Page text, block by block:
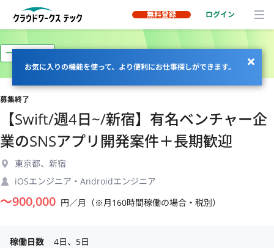
無料登録 ログイン
お気に入りの機能を使って、より便利にお仕事探しができます。
一部リモート
募集終了
【Swift/週4日~/新宿】有名ベンチャー企
業のSNSアプリ開発案件＋長期歓迎
東京都、新宿
iOSエンジニア・Androidエンジニア
〜900,000 円／月（※月160時間稼働の場合・税別）
稼働日数
4日、5日